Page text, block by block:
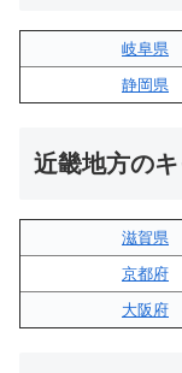
岐阜県
静岡県
近畿地方の
滋賀県
京都府
大阪府